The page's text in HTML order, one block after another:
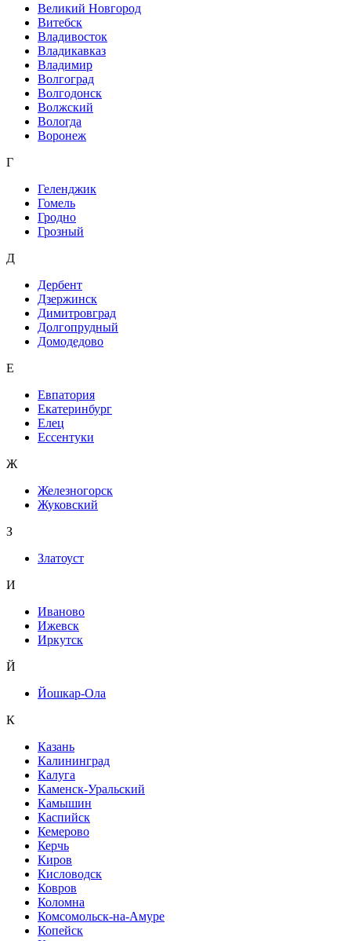
Великий Новгород
Витебск
Владивосток
Владикавказ
Владимир
Волгоград
Волгодонск
Волжский
Вологда
Воронеж
Г
Геленджик
Гомель
Гродно
Грозный
Д
Дербент
Дзержинск
Димитровград
Долгопрудный
Домодедово
Е
Евпатория
Екатеринбург
Елец
Ессентуки
Ж
Железногорск
Жуковский
З
Златоуст
И
Иваново
Ижевск
Иркутск
Й
Йошкар-Ола
К
Казань
Калининград
Калуга
Каменск-Уральский
Камышин
Каспийск
Кемерово
Керчь
Киров
Кисловодск
Ковров
Коломна
Комсомольск-на-Амуре
Копейск